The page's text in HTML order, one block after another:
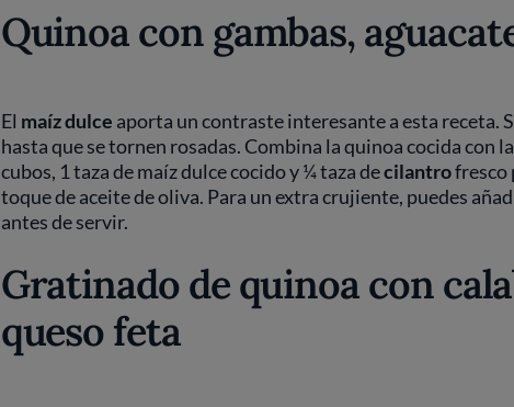
Quinoa con gambas,
El maíz dulce aporta un contraste interesante a esta receta.
hasta que se tornen rosadas. Combina la quinoa cocida con
cubos, 1 taza de maíz dulce cocido y ¼ taza decilantrofresco
toque de aceite de oliva. Para un extra crujiente, puedes
antes de servir.
Gratinado de quinoa con
queso feta